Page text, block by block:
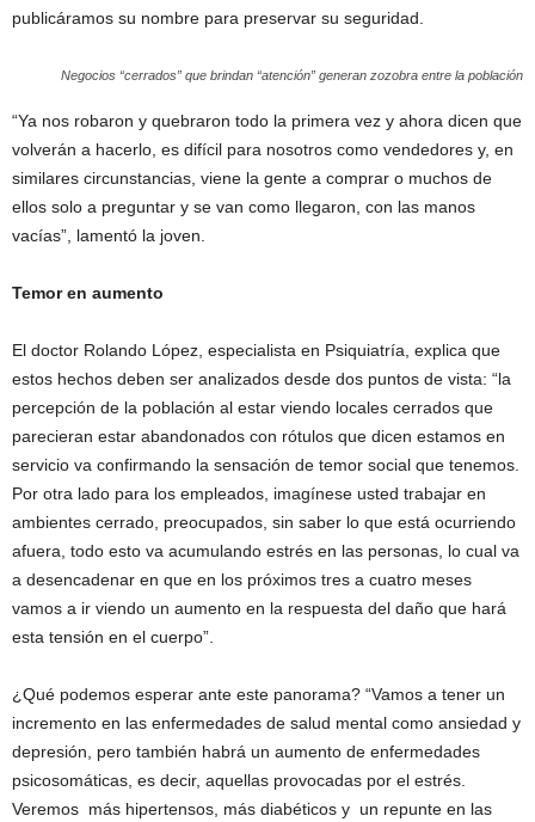
publicáramos su nombre para preservar su seguridad.
Negocios “cerrados” que brindan “atención” generan zozobra entre la población
“Ya nos robaron y quebraron todo la primera vez y ahora dicen que
volverán a hacerlo, es difícil para nosotros como vendedores y, en
similares circunstancias, viene la gente a comprar o muchos de
ellos solo a preguntar y se van como llegaron, con las manos
vacías”, lamentó la joven.
Temor en aumento
El doctor Rolando López, especialista en Psiquiatría, explica que
estos hechos deben ser analizados desde dos puntos de vista: “la
percepción de la población al estar viendo locales cerrados que
parecieran estar abandonados con rótulos que dicen estamos en
servicio va confirmando la sensación de temor social que tenemos.
Por otra lado para los empleados, imagínese usted trabajar en
ambientes cerrado, preocupados, sin saber lo que está ocurriendo
afuera, todo esto va acumulando estrés en las personas, lo cual va
a desencadenar en que en los próximos tres a cuatro meses
vamos a ir viendo un aumento en la respuesta del daño que hará
esta tensión en el cuerpo”.
¿Qué podemos esperar ante este panorama? “Vamos a tener un
incremento en las enfermedades de salud mental como ansiedad y
depresión, pero también habrá un aumento de enfermedades
psicosomáticas, es decir, aquellas provocadas por el estrés.
Veremos más hipertensos, más diabéticos y un repunte en las